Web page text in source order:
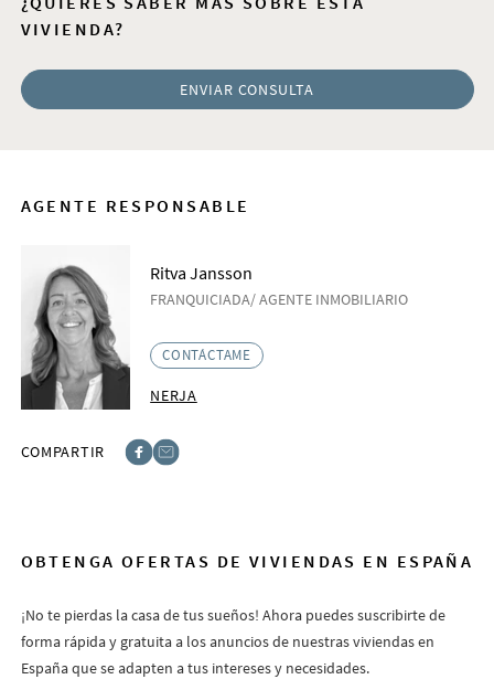
VIVIENDA?
ENVIAR CONSULTA
AGENTE RESPONSABLE
Ritva Jansson
FRANQUICIADA/ AGENTE INMOBILIARIO
CONTÁCTAME
NERJA
COMPARTIR
OBTENGA OFERTAS DE VIVIENDAS EN ESPAÑA
¡No te pierdas la casa de tus sueños! Ahora puedes suscribirte de
forma rápida y gratuita a los anuncios de nuestras viviendas en
España que se adapten a tus intereses y necesidades.